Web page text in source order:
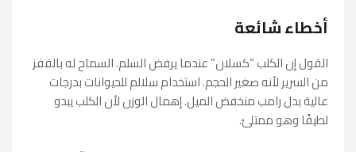
أخطاء شائعة
القول إن الكلب “كسلان” عندما يرفض السلم. السماح له بالقفز
من السرير لأنه صغير الحجم. استخدام سلالم للحيوانات بدرجات
عالية بدل رامب منخفض الميل. إهمال الوزن لأن الكلب يبدو
لطيفًا وهو ممتلئ.